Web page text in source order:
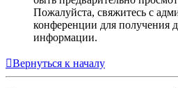
Пожалуйста, свяжитесь с
конференции для получения
информации.
Вернуться к началу